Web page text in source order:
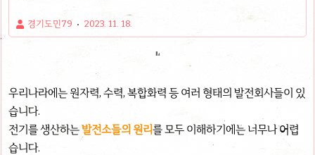
경기도민79 2023. 11. 18.
우리나라에는 원자력, 수력, 복합화력 등 여러 형태의 발전회사들이 있
습니다.
전기를 생산하는발전소들의 원리를 모두 이해하기에는 너무나 어렵
습니다.